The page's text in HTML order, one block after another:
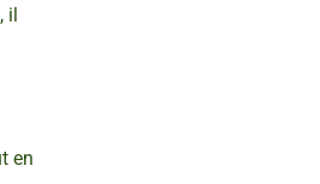
il
en